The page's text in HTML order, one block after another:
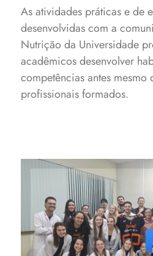
As atividades práticas e de
desenvolvidas com a
Nutrição da Universidade
acadêmicos desenvolver
competências antes mesmo
profissionais formados.
Grupo de
recebidos por
Curso de